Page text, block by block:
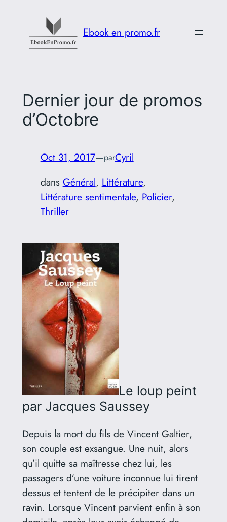
contenu
Ebook en promo.fr
Dernier jour de promos
d’Octobre
Oct 31, 2017—parCyril
dans Général, Littérature
Littérature sentimentale, Policier
Thriller
Le loup peint
par Jacques Saussey
Depuis la mort du fils de Vincent Galtier,
son couple est exsangue. Une nuit, alors
qu’il quitte sa maîtresse chez lui, les
passagers d’une voiture inconnue lui tirent
dessus et tentent de le précipiter dans un
ravin. Lorsque Vincent parvient enfin à son